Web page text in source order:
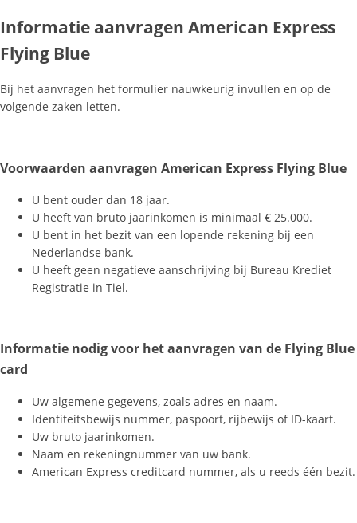
Informatie aanvragen American Express
Flying Blue
Bij het aanvragen het formulier nauwkeurig invullen en op de
volgende zaken letten.
Voorwaarden aanvragen American Express Flying Blue
U bent ouder dan 18 jaar.
U heeft van bruto jaarinkomen is minimaal € 25.000.
U bent in het bezit van een lopende rekening bij een
Nederlandse bank.
U heeft geen negatieve aanschrijving bij Bureau Krediet
Registratie in Tiel.
Informatie nodig voor het aanvragen van de Flying Blue
card
Uw algemene gegevens, zoals adres en naam.
Identiteitsbewijs nummer, paspoort, rijbewijs of ID-kaart.
Uw bruto jaarinkomen.
Naam en rekeningnummer van uw bank.
American Express creditcard nummer, als u reeds één bezit.